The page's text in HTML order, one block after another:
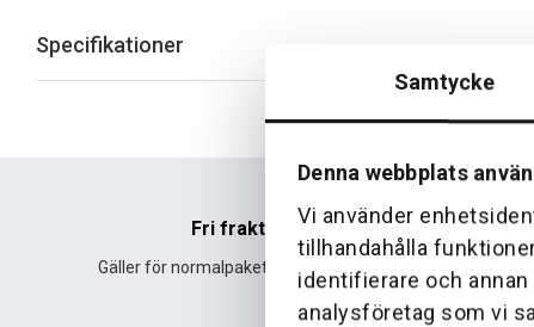
Samtycke
Denna webbplats
Vi använder
tillhandahålla
identifierare och
analysföretag som vi
Specifikationer
Fri frakt
Gäller för normalpaket över 500 kr. Leverans